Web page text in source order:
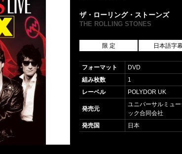
ザ・ローリング・ストーンズ
THE ROLLING STONES
限 定 日本語字
フォーマット
DVD
組み枚数
1
レーベル
POLYDOR UK
発売元
ユニバーサルミュー
ック合同会社
発売国
日本